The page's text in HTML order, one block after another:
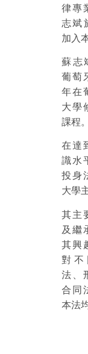
新聞
事務所
聯繫
使用
私隱
律專
志斌
加入
蘇志
葡萄
年在
大學
課程。
在達
識水
投身
大學
其主
及繼
其興
對
法、
合同
本法